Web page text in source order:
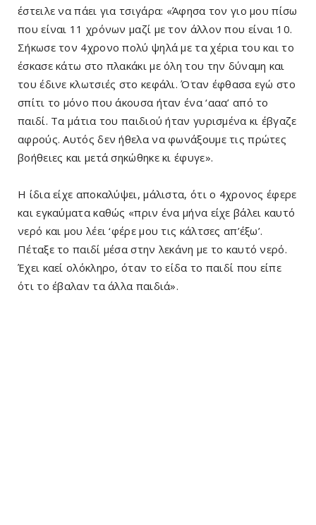
έστειλε να πάει για τσιγάρα: «Άφησα τον γιο μου πίσω
που είναι 11 χρόνων μαζί με τον άλλον που είναι 10.
Σήκωσε τον 4χρονο πολύ ψηλά με τα χέρια του και το
έσκασε κάτω στο πλακάκι με όλη του την δύναμη και
του έδινε κλωτσιές στο κεφάλι. Όταν έφθασα εγώ στο
σπίτι το μόνο που άκουσα ήταν ένα ‘ααα’ από το
παιδί. Τα μάτια του παιδιού ήταν γυρισμένα κι έβγαζε
αφρούς. Αυτός δεν ήθελα να φωνάξουμε τις πρώτες
βοήθειες και μετά σηκώθηκε κι έφυγε».
Η ίδια είχε αποκαλύψει, μάλιστα, ότι ο 4χρονος έφερε
και εγκαύματα καθώς «πριν ένα μήνα είχε βάλει καυτό
νερό και μου λέει ‘φέρε μου τις κάλτσες απ’έξω’.
Πέταξε το παιδί μέσα στην λεκάνη με το καυτό νερό.
Έχει καεί ολόκληρο, όταν το είδα το παιδί που είπε
ότι το έβαλαν τα άλλα παιδιά».